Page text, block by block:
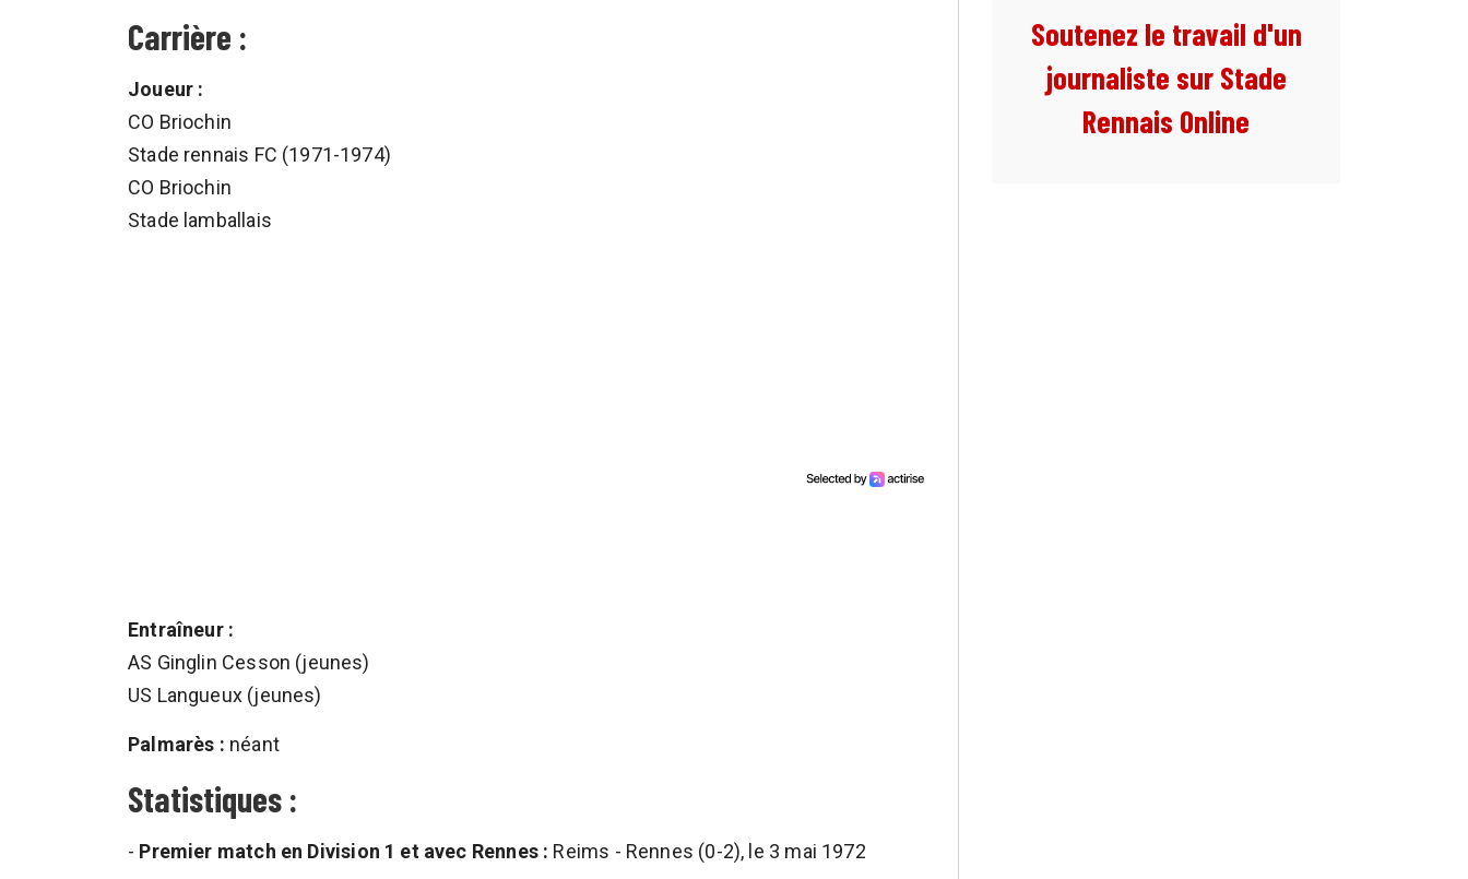
Carrière :
Joueur :
CO Briochin
Stade rennais FC (1971-1974)
CO Briochin
Stade lamballais
Entraîneur :
AS Ginglin Cesson (jeunes)
US Langueux (jeunes)
Palmarès : néant
Statistiques :
- Premier match en Division 1 et avec Rennes : Reims - Rennes (0-2), le 3 mai 1972
Soutenez le travail d'un
journaliste sur Stade
Rennais Online